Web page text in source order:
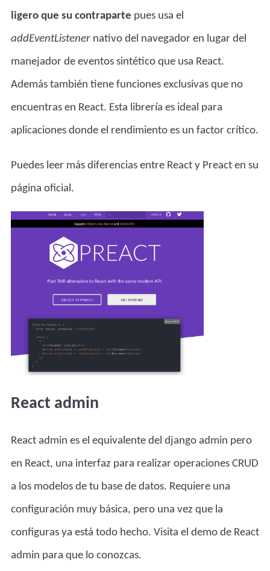
ligero que su contraparte pues usa el
addEventListenernativo del navegador en lugar del
manejador de eventos sintético que usa React.
Además también tiene funciones exclusivas que no
encuentras en React. Esta librería es ideal para
aplicaciones donde el rendimiento es un factor crítico.
Puedes leer más diferencias entre React y Preact en su
página oficial.
React admin
React admin es el equivalente del django admin pero
en React, una interfaz para realizar operaciones CRUD
a los modelos de tu base de datos. Requiere una
configuración muy básica, pero una vez que la
configuras ya está todo hecho. Visita el demo de React
admin para que lo conozcas.